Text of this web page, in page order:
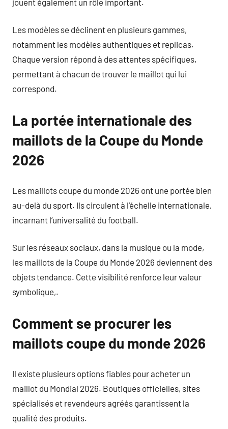
Les modèles se déclinent en plusieurs gammes,
notamment les modèles authentiques et replicas.
Chaque version répond à des attentes spécifiques,
permettant à chacun de trouver le maillot qui lui
correspond.
La portée internationale des
maillots de la Coupe du Monde
2026
Les maillots coupe du monde 2026 ont une portée bien
au-delà du sport. Ils circulent à l’échelle internationale,
incarnant l’universalité du football.
Sur les réseaux sociaux, dans la musique ou la mode,
les maillots de la Coupe du Monde 2026 deviennent des
objets tendance. Cette visibilité renforce leur valeur
symbolique,.
Comment se procurer les
maillots coupe du monde 2026
Il existe plusieurs options fiables pour acheter un
maillot du Mondial 2026. Boutiques officielles, sites
spécialisés et revendeurs agréés garantissent la
qualité des produits.